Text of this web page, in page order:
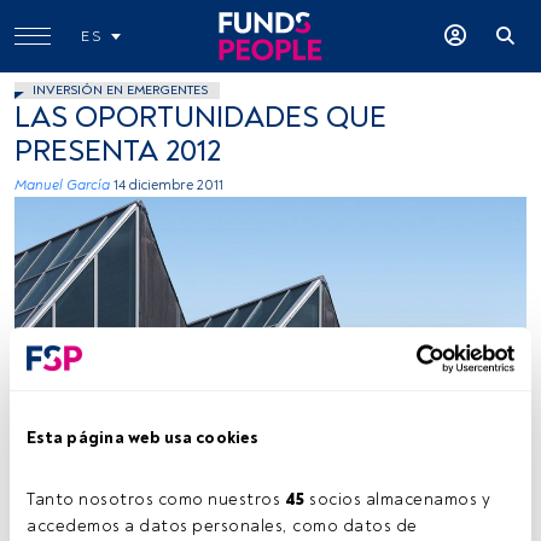
Esta página web usa cookies
Tanto nosotros como nuestros 45 socios almacenamos y
accedemos a datos personales, como datos de
ES
INVERSIÓN EN EMERGENTES
LAS OPORTUNIDADES QUE
PRESENTA 2012
Manuel García 14 diciembre 2011
Tiempo lectura:3 min.